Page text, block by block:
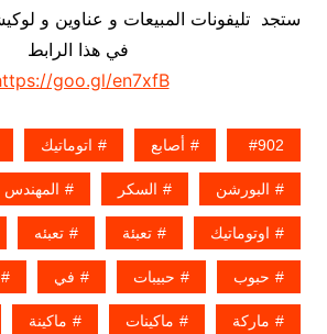
ستجد تليفونات المبيعات و عناوين و
في هذا الرابط
goo.gl/en7xfB
902 أصابع اتوماتيك
البورشن السكر المهندس
اوتوماتيك تعبئة تعبئه
حبوب حبيبات في
ماركة ماكينات ماكينة